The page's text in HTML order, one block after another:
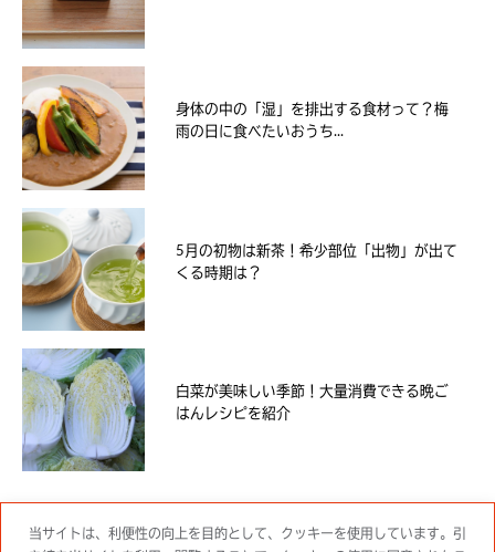
身体の中の「湿」を排出する食材って？梅
雨の日に食べたいおうち...
5月の初物は新茶！希少部位「出物」が出て
くる時期は？
白菜が美味しい季節！大量消費できる晩ご
はんレシピを紹介
当サイトは、利便性の向上を目的として、クッキーを使用しています。引